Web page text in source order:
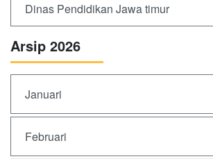
Dinas Pendidikan Jawa timur
Arsip 2026
Januari
Februari